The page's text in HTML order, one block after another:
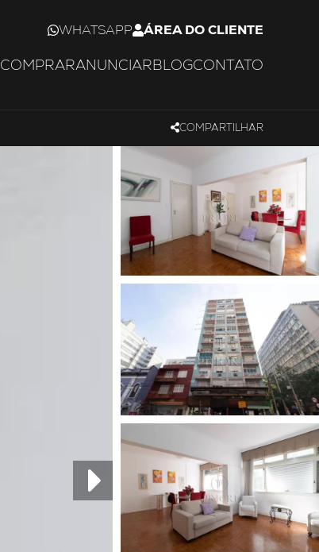
WHATSAPP ÁREA DO CLIENTE
COMPRARANUNCIARBLOGCONTATO
COMPARTILHAR